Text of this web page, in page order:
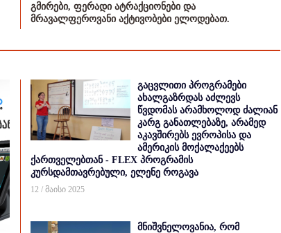
გმირები, ფერადი ატრაქციონები და
მრავალფეროვანი აქტივობები ელოდებათ.
გაცვლითი პროგრამები
ახალგაზრდას აძლევს
წვდომას არამხოლოდ ძალიან
კარგ განათლებაზე, არამედ
აკავშირებს ევროპისა და
ამერიკის მოქალაქეებს
ქართველებთან - FLEX პროგრამის
კურსდამთავრებული, ელენე როგავა
12 / მაისი 2025
მნიშვნელოვანია, რომ